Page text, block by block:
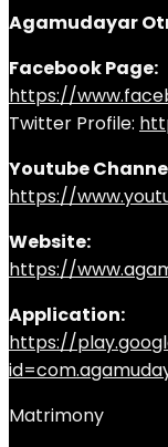
Agamudayar
Facebook Page:
https://
Twitter Profile:
Youtube
https://
Website:
https://
Application:
https://
Matrimony